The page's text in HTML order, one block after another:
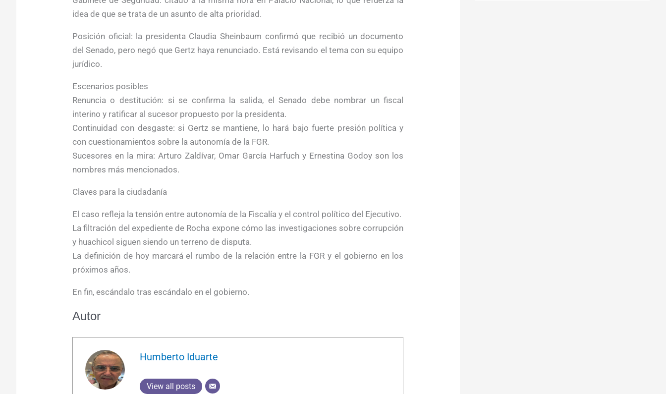
idea de que se trata de un asunto de alta prioridad.
Posición oficial: la presidenta Claudia Sheinbaum confirmó que recibió un documento
del Senado, pero negó que Gertz haya renunciado. Está revisando el tema con su equipo
jurídico.
Escenarios posibles
Renuncia o destitución: si se confirma la salida, el Senado debe nombrar un fiscal
interino y ratificar al sucesor propuesto por la presidenta.
Continuidad con desgaste: si Gertz se mantiene, lo hará bajo fuerte presión política y
con cuestionamientos sobre la autonomía de la FGR.
Sucesores en la mira: Arturo Zaldívar, Omar García Harfuch y Ernestina Godoy son los
nombres más mencionados.
Claves para la ciudadanía
El caso refleja la tensión entre autonomía de la Fiscalía y el control político del Ejecutivo.
La filtración del expediente de Rocha expone cómo las investigaciones sobre corrupción
y huachicol siguen siendo un terreno de disputa.
La definición de hoy marcará el rumbo de la relación entre la FGR y el gobierno en los
próximos años.
En fin, escándalo tras escándalo en el gobierno.
Autor
Humberto Iduarte
View all posts